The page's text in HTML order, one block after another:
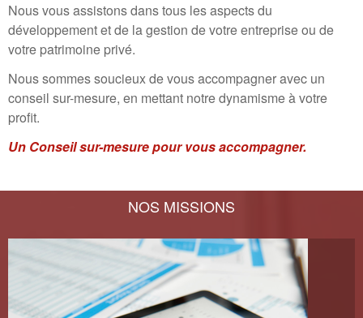
Nous vous assistons dans tous les aspects du
développement et de la gestion de votre entreprise ou de
votre patrimoine privé.
Nous sommes soucieux de vous accompagner avec un
conseil sur-mesure, en mettant notre dynamisme à votre
profit.
Un Conseil sur-mesure pour vous accompagner.
NOS MISSIONS